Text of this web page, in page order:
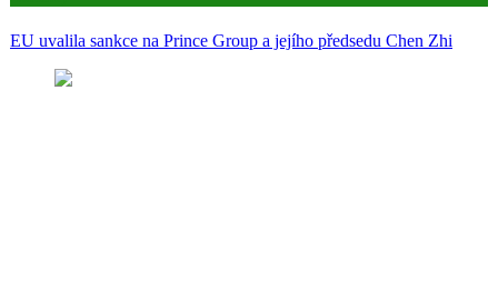
EU uvalila sankce na Prince Group a jejího předsedu Chen Zhi